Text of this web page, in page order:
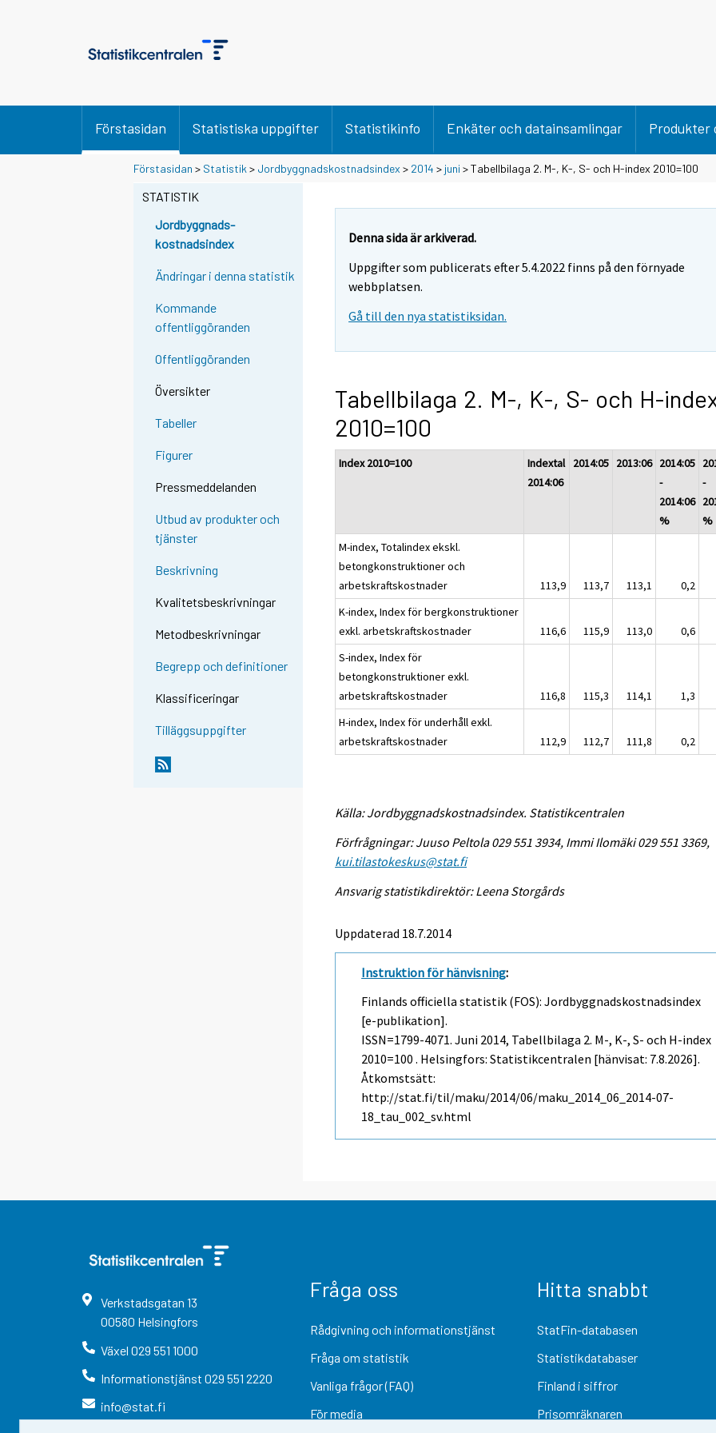
Förstasidan Statistiska uppgifter Statistikinfo Enkäter och datainsamlingar Produkter
Förstasidan > Statistik > Jordbyggnadskostnadsindex > 2014 > juni > Tabellbilaga 2. M-, K-, S- och H-index 2010=100
STATISTIK
Jordbyggnads-
kostnadsindex
Ändringar i denna statistik
Kommande
offentliggöranden
Offentliggöranden
Översikter
Tabeller
Figurer
Pressmeddelanden
Utbud av produkter och
tjänster
Beskrivning
Kvalitetsbeskrivningar
Metodbeskrivningar
Begrepp och definitioner
Klassificeringar
Tilläggsuppgifter
Denna sida är arkiverad.
Uppgifter som publicerats efter 5.4.2022 finns på den förnyade
webbplatsen.
Gå till den nya statistiksidan.
Tabellbilaga 2. M-, K-, S- och H-
2010=100
Index 2010=100
Indextal
2014:06
2014:05 2013:06 2014:05
-
2014:06
%
-
%
M-index, Totalindex ekskl.
betongkonstruktioner och
arbetskraftskostnader
113,9 113,7 113,1
0,2
K-index, Index för bergkonstruktioner
exkl. arbetskraftskostnader
116,6 115,9 113,0
0,6
S-index, Index för
betongkonstruktioner exkl.
arbetskraftskostnader
116,8 115,3 114,1
1,3
H-index, Index för underhåll exkl.
arbetskraftskostnader
112,9 112,7 111,8 0,2
Källa: Jordbyggnadskostnadsindex. Statistikcentralen
Förfrågningar: Juuso Peltola 029 551 3934, Immi Ilomäki 029 551 3369,
kui.tilastokeskus@stat.fi
Ansvarig statistikdirektör: Leena Storgårds
Uppdaterad 18.7.2014
Instruktion för hänvisning:
Finlands officiella statistik (FOS): Jordbyggnadskostnadsindex
[e-publikation].
ISSN=1799-4071.Juni 2014, Tabellbilaga 2. M-, K-, S- och H-index
2010=100 . Helsingfors: Statistikcentralen [hänvisat: 7.8.2026].
Åtkomstsätt:
http://stat.fi/til/maku/2014/06/maku_2014_06_2014-07-
18_tau_002_sv.html
Verkstadsgatan 13
00580 Helsingfors
Växel 029 551 1000
Informationstjänst 029 551 2220
info@stat.fi
Fråga oss
Rådgivning och informationstjänst
Fråga om statistik
Vanliga frågor (FAQ)
För media
Hitta snabbt
StatFin-databasen
Statistikdatabaser
Finland i siffror
Prisomräknaren